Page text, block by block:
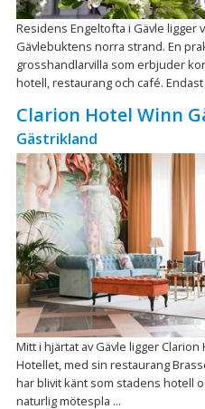
Residens Engeltofta i Gävle ligger
Gävlebuktens norra strand. En
grosshandlarvilla som erbjuder
hotell, restaurang och café. Endast
Clarion Hotel Winn
Gästrikland
Mitt i hjärtat av Gävle ligger Clarion
Hotellet, med sin restaurang
har blivit känt som stadens hotell
naturlig mötespla ...